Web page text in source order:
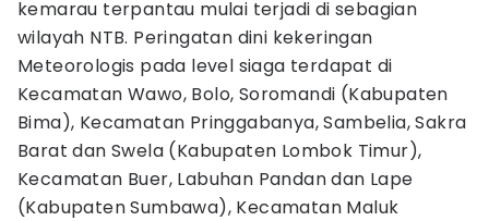
kemarau terpantau mulai terjadi di sebagian
wilayah NTB. Peringatan dini kekeringan
Meteorologis pada level siaga terdapat di
Kecamatan Wawo, Bolo, Soromandi (Kabupaten
Bima), Kecamatan Pringgabanya, Sambelia, Sakra
Barat dan Swela (Kabupaten Lombok Timur),
Kecamatan Buer, Labuhan Pandan dan Lape
(Kabupaten Sumbawa), Kecamatan Maluk